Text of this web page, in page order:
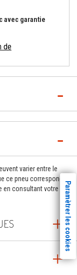
avec garantie
de
varier entre le
ce pneu correspond
en consultant votre
Paramètrer les cookies